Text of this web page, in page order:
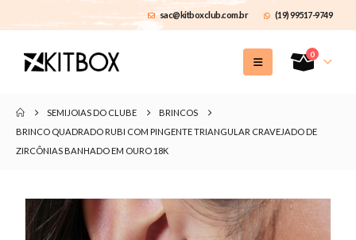
sac@kitboxclub.com.br (19) 99517-9749
0
SEMIJOIAS DO CLUBE
BRINCOS
BRINCO QUADRADO RUBI COM PINGENTE TRIANGULAR CRAVEJADO DE
ZIRCÔNIAS BANHADO EM OURO 18K